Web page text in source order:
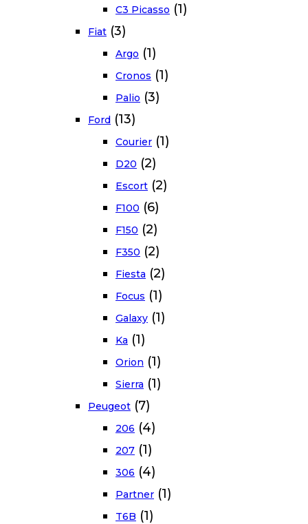
C3 Picasso (1)
Fiat (3)
Argo (1)
Cronos (1)
Palio (3)
Ford (13)
Courier (1)
D20 (2)
Escort (2)
F100 (6)
F150 (2)
F350 (2)
Fiesta (2)
Focus (1)
Galaxy (1)
Ka (1)
Orion (1)
Sierra (1)
Peugeot (7)
206 (4)
207 (1)
306 (4)
Partner (1)
T6B (1)